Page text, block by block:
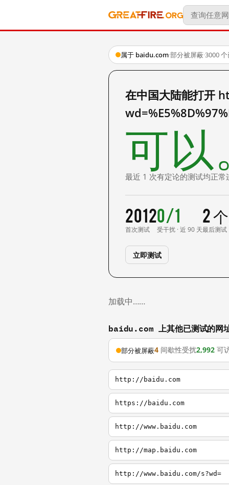
属于 baidu.com·部分被屏蔽·3000
在中国大陆能打开
可以
最近 1 次有定论的测试均正常
2012
首次测试
0/1
受干扰 · 近 90 天
2
最后测试
立即测试
加载中……
baidu.com 上其他已测试的网
部分被屏蔽4 间歇性受扰2,992 可
http://baidu.com
https://baidu.com
http://www.baidu.com
http://map.baidu.com
http://www.baidu.com/s?wd=